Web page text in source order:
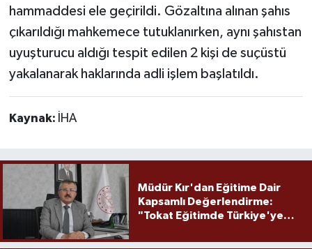
hammaddesi ele geçirildi. Gözaltına alınan şahıs
çıkarıldığı mahkemece tutuklanırken, aynı şahıstan
uyuşturucu aldığı tespit edilen 2 kişi de suçüstü
yakalanarak haklarında adli işlem başlatıldı.
Kaynak: İHA
Müdür Kır'dan Eğitime Dair
Kapsamlı Değerlendirme:
"Tokat Eğitimde Türkiye'ye